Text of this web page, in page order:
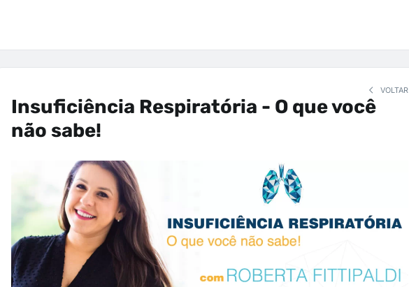
VOLTAR
Insuficiência Respiratória - O que você
não sabe!